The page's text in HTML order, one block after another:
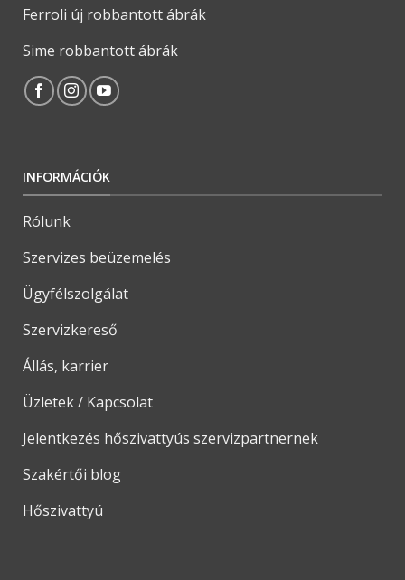
Ferroli új robbantott ábrák
Sime robbantott ábrák
INFORMÁCIÓK
Rólunk
Szervizes beüzemelés
Ügyfélszolgálat
Szervizkereső
Állás, karrier
Üzletek / Kapcsolat
Jelentkezés hőszivattyús szervizpartnernek
Szakértői blog
Hőszivattyú